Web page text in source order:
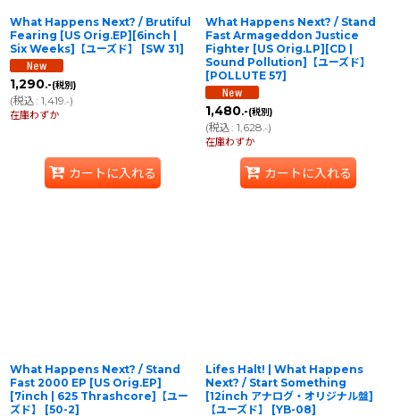
What Happens Next? / Brutiful
Fearing [US Orig.EP][6inch |
Six Weeks]【ユーズド】
[SW 31]
1,290.-(税別)
(税込: 1,419.-)
在庫わずか
カートに入れる
What Happens Next? / Stand
Fast Armageddon Justice
Fighter [US Orig.LP][CD |
Sound Pollution]【ユーズド】
[POLLUTE 57]
1,480.-(税別)
(税込: 1,628.-)
在庫わずか
カートに入れる
What Happens Next? / Stand
Fast 2000 EP [US Orig.EP]
[7inch | 625 Thrashcore]【ユー
ズド】
[50-2]
Lifes Halt! | What Happens
Next? / Start Something
[12inch アナログ・オリジナル盤]
【ユーズド】
[YB-08]